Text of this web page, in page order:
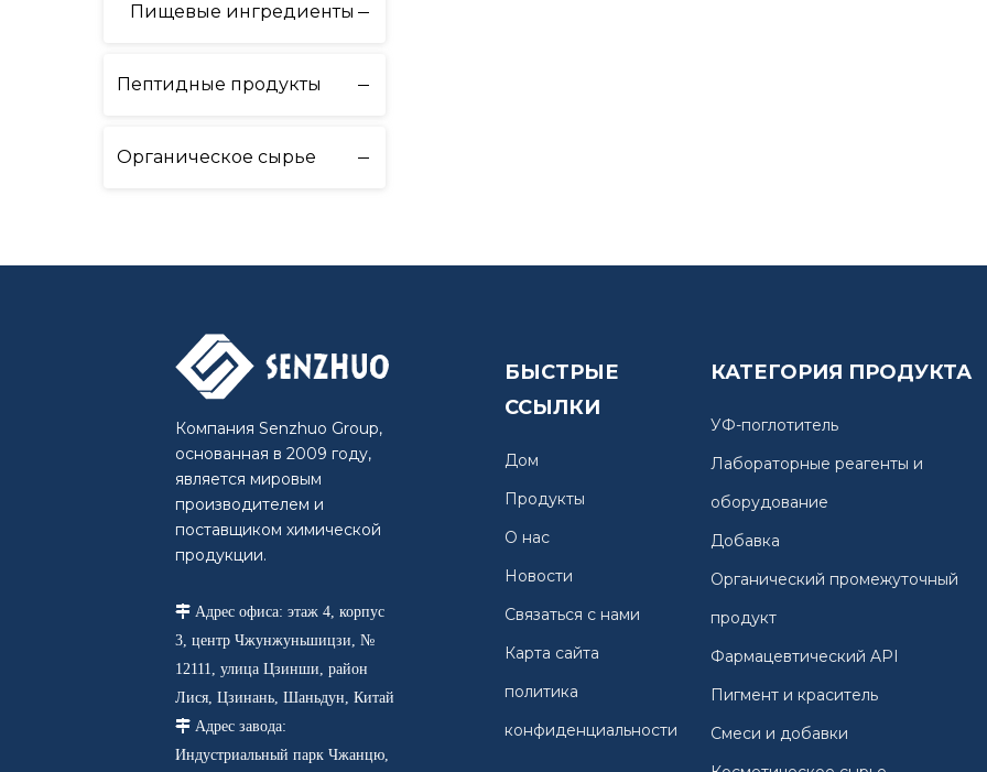
Пищевые ингредиенты
Пептидные продукты
Органическое сырье
Компания Senzhuo Group,
основанная в 2009 году,
является мировым
производителем и
поставщиком химической
продукции.
 Адрес офиса: этаж 4, корпус
3, центр Чжунжуньшицзи, №
12111, улица Цзинши, район
Лися, Цзинань, Шаньдун, Китай
 Адрес завода:
Индустриальный парк Чжанцю,
БЫСТРЫЕ
ССЫЛКИ
Дом
Продукты
О нас
Новости
Связаться с нами
Карта сайта
политика
конфиденциальности
КАТЕГОРИЯ ПРОДУКТА
УФ-поглотитель
Лабораторные реагенты и
оборудование
Добавка
Органический промежуточный
продукт
Фармацевтический API
Пигмент и краситель
Смеси и добавки